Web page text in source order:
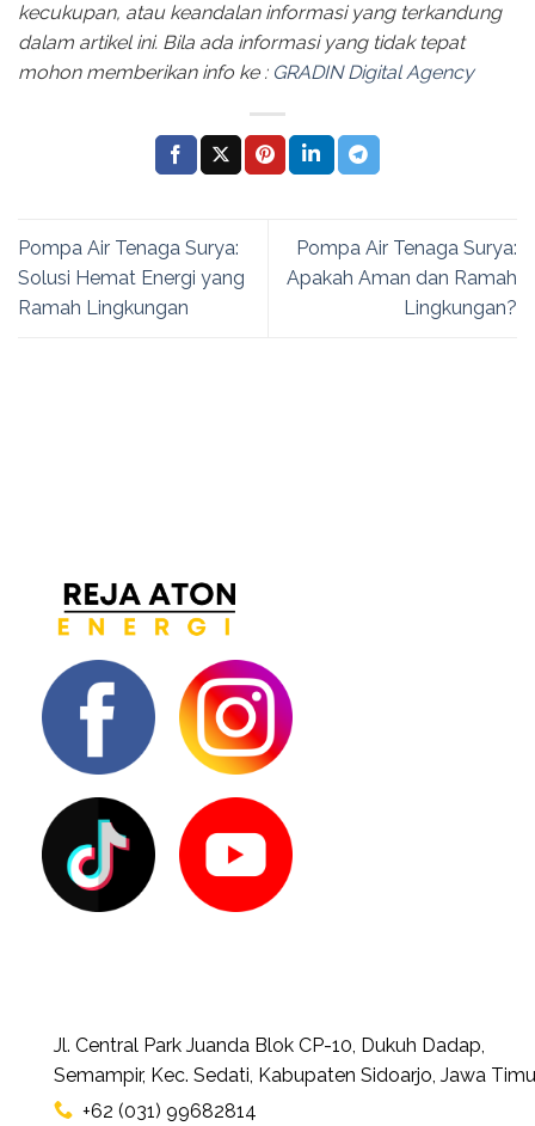
kecukupan, atau keandalan informasi yang terkandung
dalam artikel ini. Bila ada informasi yang tidak tepat
mohon memberikan info ke : GRADIN Digital Agency
Pompa Air Tenaga Surya:
Solusi Hemat Energi yang
Ramah Lingkungan
Pompa Air Tenaga Surya:
Apakah Aman dan Ramah
Lingkungan?
Jl. Central Park Juanda Blok CP-10, Dukuh Dadap,
Semampir, Kec. Sedati, Kabupaten Sidoarjo, Jawa
+62 (031) 99682814